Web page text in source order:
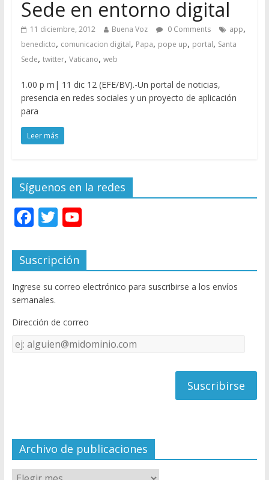
Sede en entorno digital
11 diciembre, 2012 Buena Voz 0 Comments app,
benedicto, comunicacion digital, Papa, pope up, portal, Santa
Sede, twitter, Vaticano, web
1.00 p m| 11 dic 12 (EFE/BV).-Un portal de noticias,
presencia en redes sociales y un proyecto de aplicación
para
Leer más
Síguenos en la redes
F
e
b
o
o
k
T
itt
er
Y
u
T
u
e
C
el
Suscripción
Ingrese su correo electrónico para suscribirse a los envíos
semanales.
Dirección de correo
Dirección
de
Archivo de publicaciones